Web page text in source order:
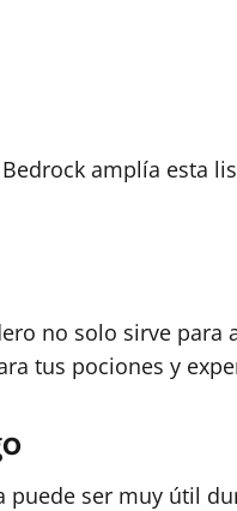
amplía esta
no solo sirve
tus pociones y
puede ser muy útil